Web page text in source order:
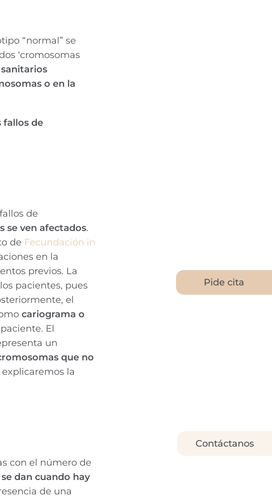
“normal” se
‘cromosomas
o en la
fallos de
de
se ven afectados.
de Fecundación in
en la
previos. La
pacientes, pues
el
cariograma o
El
un
que no
la
con el número de
dan cuando hay
de una
Pide cita
Contáctanos